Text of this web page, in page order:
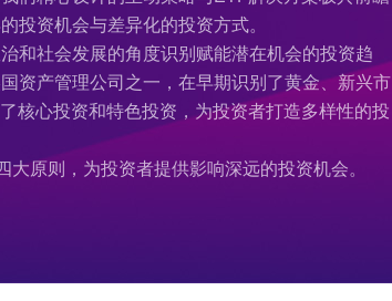
投资机会与差异化的投资方式。
和社会发展的角度识别赋能潜在机会的投资趋
资产管理公司之一，在早期识别了黄金、新兴市
核心投资和特色投资，为投资者打造多样性的投
原则，为投资者提供影响深远的投资机会。